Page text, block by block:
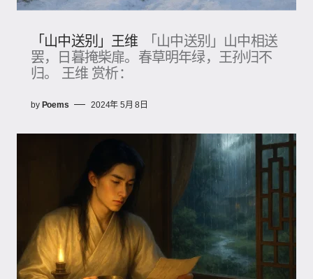
「山中送别」王维
「山中送别」山中相送
罢，日暮掩柴扉。春草明年绿，王孙归不
归。 王维 赏析：
by Poems 2024年 5月 8日